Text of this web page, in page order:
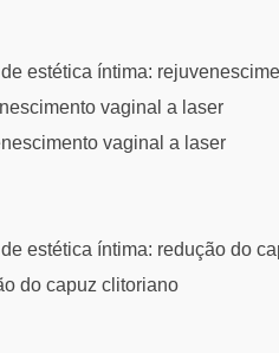
estética íntima:
vaginal a laser
vaginal a laser
estética íntima: redução do
do capuz clitoriano